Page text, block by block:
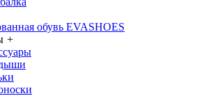
обувь EVASHOES
+